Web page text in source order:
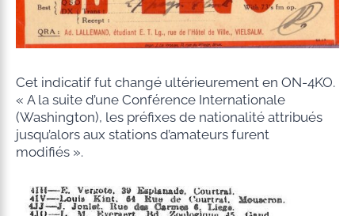
Cet indicatif fut changé ultérieurement en ON-4KO.
« A la suite d’une Conférence Internationale
(Washington), les préfixes de nationalité attribués
jusqu’alors aux stations d’amateurs furent
modifiés ».